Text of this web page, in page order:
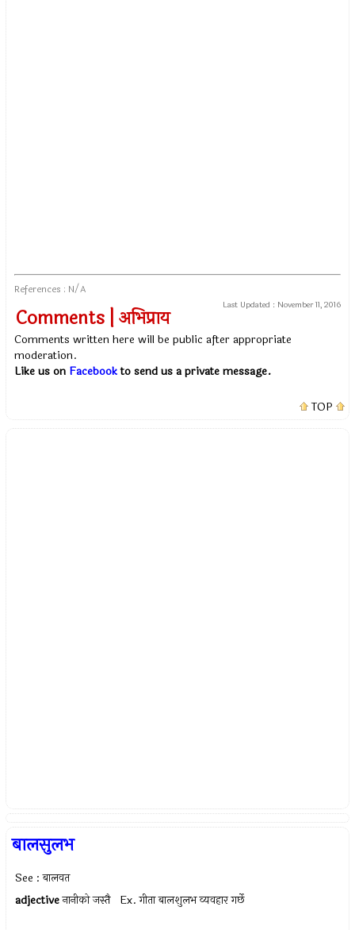
References : N/A
Last Updated : November 11, 2016
Comments | अभिप्राय
Comments written here will be public after appropriate
moderation.
Like us on Facebookto send us a private message.
TOP
बालसुलभ
See : बालवत
adjective नानीको जस्तै Ex.गीता बालशुलभ व्यवहार गर्छे